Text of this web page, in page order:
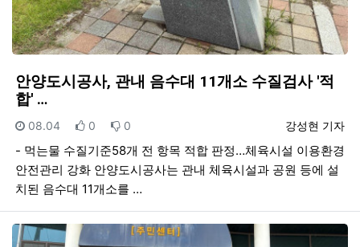
안양도시공사, 관내 음수대 11개소 수질검사 '적
합' …
등록자
강성현 기자
등록일
08.04 추천
0 비추천
0
- 먹는물 수질기준58개 전 항목 적합 판정…체육시설 이용환경
안전관리 강화 안양도시공사는 관내 체육시설과 공원 등에 설
치된 음수대 11개소를 …